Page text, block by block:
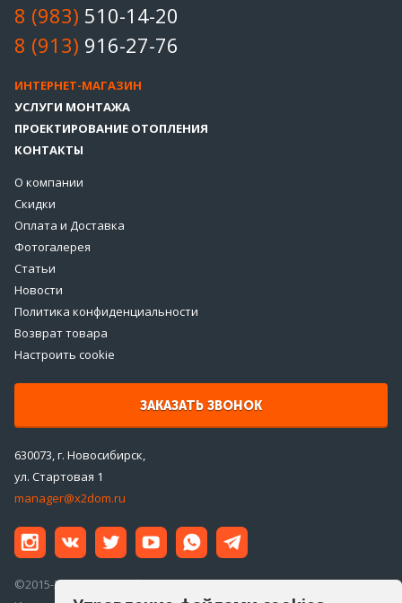
8 (983) 510-14-20
8 (913) 916-27-76
ИНТЕРНЕТ-МАГАЗИН
УСЛУГИ МОНТАЖА
ПРОЕКТИРОВАНИЕ ОТОПЛЕНИЯ
КОНТАКТЫ
О компании
Скидки
Оплата и Доставка
Фотогалерея
Статьи
Новости
Политика конфиденциальности
Возврат товара
Настроить cookie
ЗАКАЗАТЬ ЗВОНОК
630073, г. Новосибирск,
ул. Стартовая 1
manager@x2dom.ru
©2015-2026 ООО «ДаблДом»